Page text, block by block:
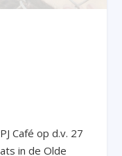
Café op d.v. 27
in de Olde